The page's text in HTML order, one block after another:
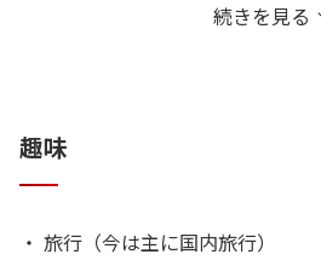
かれたのだと思います。共に事件
仕事をする上で心がけている
・ 事実を冷静かつ客観的に捉える
続きを見る
趣味
・ 旅行（今は主に国内旅行）